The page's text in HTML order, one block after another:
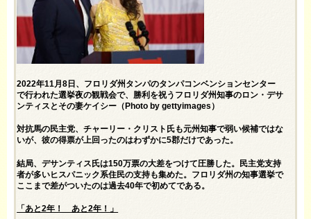
2022年11月8日、フロリダ州タンパのタンパコンベンションセンター
で行われた選挙夜の観戦会で、勝利を祝うフロリダ州知事のロン・デサ
ンティスとその妻ケイシー（Photo by gettyimages）
対抗馬の民主党、チャーリー・クリスト氏も元州知事で弱い候補ではな
いが、彼の得票が上回ったのはわずかに5郡だけであった。
結局、デサンティス氏は150万票の大差をつけて圧勝した。民主党支持
者が多いヒスパニック系住民の支持も集めた。フロリダ州の知事選挙で
ここまで差がついたのは過去40年で初めてである。
「あと2年！ あと2年！」